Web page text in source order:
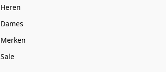
Heren
Dames
Merken
Sale